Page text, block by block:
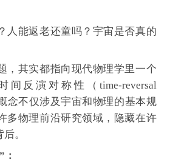
人能返老还童吗？宇宙是否真的
，其实都指向现代物理学里一个
反演对称性（time-reversal
念不仅涉及宇宙和物理的基本规
多物理前沿研究领域，隐藏在许
。